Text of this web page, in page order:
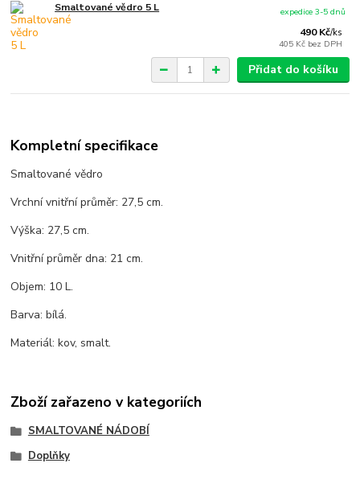
Smaltované vědro 5 L
490 Kč/ks
405 Kč bez DPH
expedice 3-5 dnů
Přidat do košíku
Kompletní specifikace
Smaltované vědro
Vrchní vnitřní průměr: 27,5 cm.
Výška: 27,5 cm.
Vnitřní průměr dna: 21 cm.
Objem: 10 L.
Barva: bílá.
Materiál: kov, smalt.
Zboží zařazeno v kategoriích
SMALTOVANÉ NÁDOBÍ
Doplňky